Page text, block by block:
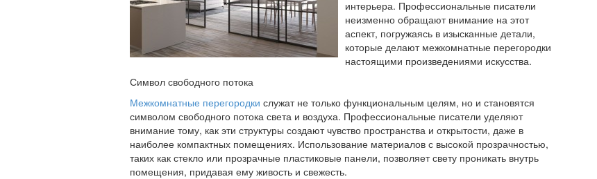
интерьера. Профессиональные писатели
неизменно обращают внимание на этот
аспект, погружаясь в изысканные детали,
которые делают межкомнатные перегородки
настоящими произведениями искусства.
Символ свободного потока
Межкомнатные перегородки служат не только функциональным целям, но и становятся
символом свободного потока света и воздуха. Профессиональные писатели уделяют
внимание тому, как эти структуры создают чувство пространства и открытости, даже в
наиболее компактных помещениях. Использование материалов с высокой прозрачностью,
таких как стекло или прозрачные пластиковые панели, позволяет свету проникать внутрь
помещения, придавая ему живость и свежесть.